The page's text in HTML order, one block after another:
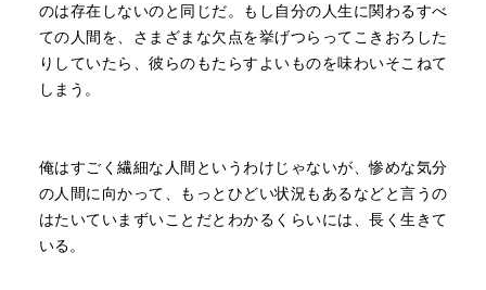
のは存在しないのと同じだ。もし自分の人生に関わるすべ
ての人間を、さまざまな欠点を挙げつらってこきおろした
りしていたら、彼らのもたらすよいものを味わいそこねて
しまう。
俺はすごく繊細な人間というわけじゃないが、惨めな気分
の人間に向かって、もっとひどい状況もあるなどと言うの
はたいていまずいことだとわかるくらいには、長く生きて
いる。